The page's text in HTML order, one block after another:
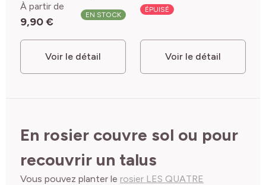
À partir de
9,90 €
EN STOCK
Voir le détail
ÉPUISÉ
Voir le détail
En rosier couvre sol ou pour
recouvrir un talus
Vous pouvez planter le rosier LES QUATRE